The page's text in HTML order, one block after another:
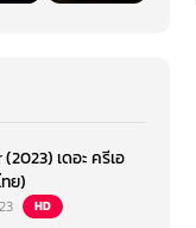
เดอะ ครีเอ
ย)
HD